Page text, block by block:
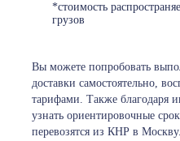
*стоимость
грузов
Вы можете попробовать
доставки самостоятельно,
тарифами. Также благодаря
узнать ориентировочные
перевозятся из КНР в